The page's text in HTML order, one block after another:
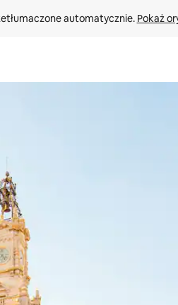
automatycznie. Pokaż